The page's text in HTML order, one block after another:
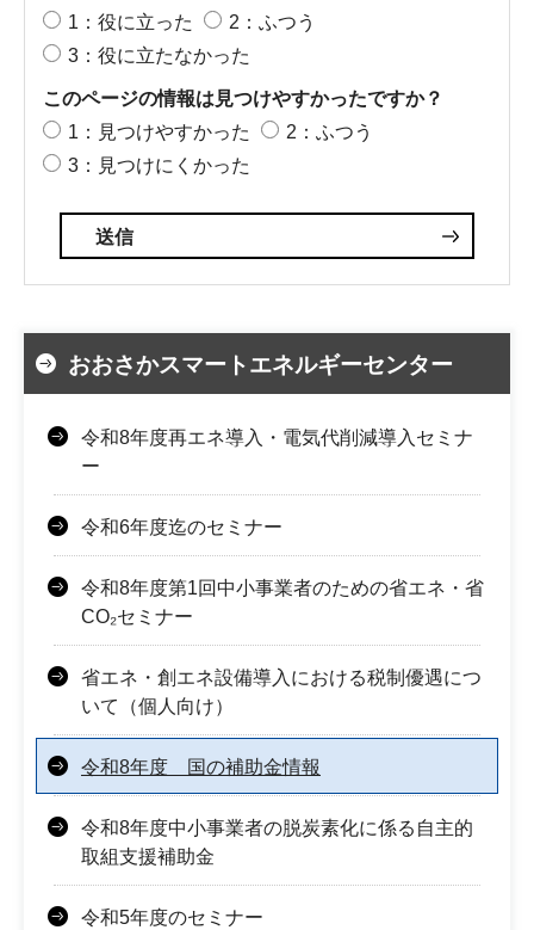
1：役に立った
2：ふつう
3：役に立たなかった
このページの情報は見つけやすかったですか？
1：見つけやすかった
2：ふつう
3：見つけにくかった
おおさかスマートエネルギーセンター
令和8年度再エネ導入・電気代削減導入セミナ
ー
令和6年度迄のセミナー
令和8年度第1回中小事業者のための省エネ・省
CO₂セミナー
省エネ・創エネ設備導入における税制優遇につ
いて（個人向け）
令和8年度 国の補助金情報
令和8年度中小事業者の脱炭素化に係る自主的
取組支援補助金
令和5年度のセミナー